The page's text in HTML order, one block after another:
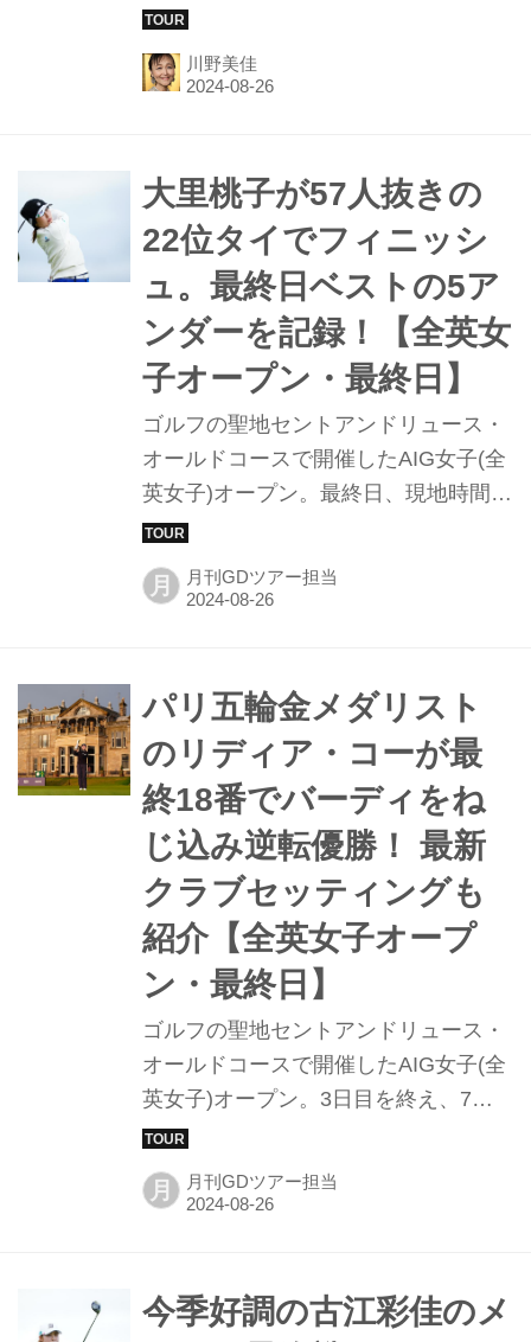
した。優勝したリディア・コーと同じ
3アンダー69をマークし前日の27位タ
イから7位タイにジャンプアップ。来
川野美佳
大里桃子が57人抜きの
22位タイでフィニッシ
ュ。最終日ベストの5ア
ンダーを記録！【全英女
子オープン・最終日】
ゴルフの聖地セントアンドリュース・
オールドコースで開催したAIG女子(全
英女子)オープン。最終日、現地時間の
7時10分に日本勢1番手としてティーオ
フした大里桃子。18番グリーン終了後
には観客からの歓声に対して大きく手
月 月刊GDツアー担当
パリ五輪金メダリスト
のリディア・コーが最
終18番でバーディをね
じ込み逆転優勝！ 最新
クラブセッティングも
紹介【全英女子オープ
ン・最終日】
ゴルフの聖地セントアンドリュース・
オールドコースで開催したAIG女子(全
英女子)オープン。3日目を終え、7ア
ンダーの首位に申ジエ、1打差の2位に
リリア・ヴ、2打差の3位にネリー・コ
ルダ、3打差の4位タイにリディア・コ
終戦の優勝を狙ってスタートした最終
月 月刊GDツアー担当
今季好調の古江彩佳のメ